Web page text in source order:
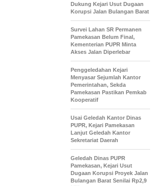
Dukung Kejari Usut Dugaan
Korupsi Jalan Bulangan Barat
Survei Lahan SR Permanen
Pamekasan Belum Final,
Kementerian PUPR Minta
Akses Jalan Diperlebar
Penggeledahan Kejari
Menyasar Sejumlah Kantor
Pemerintahan, Sekda
Pamekasan Pastikan Pemkab
Kooperatif
Usai Geledah Kantor Dinas
PUPR, Kejari Pamekasan
Lanjut Geledah Kantor
Sekretariat Daerah
Geledah Dinas PUPR
Pamekasan, Kejari Usut
Dugaan Korupsi Proyek Jalan
Bulangan Barat Senilai Rp2,9